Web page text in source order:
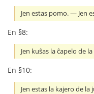
Jen estas pomo. ― Jen
En §8:
Jen kuŝas la ĉapelo de
En §10:
Jen estas la kajero de